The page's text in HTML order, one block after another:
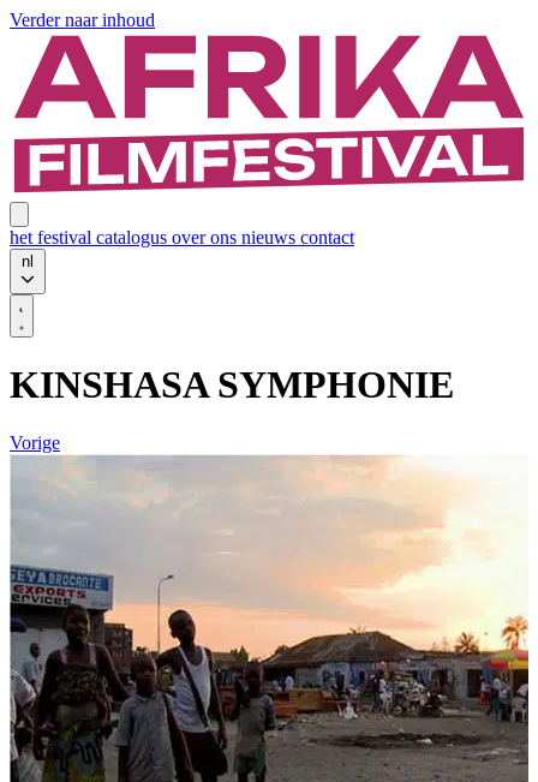
Verder naar inhoud
het festival catalogus over ons nieuws contact
nl
KINSHASA SYMPHONIE
Vorige